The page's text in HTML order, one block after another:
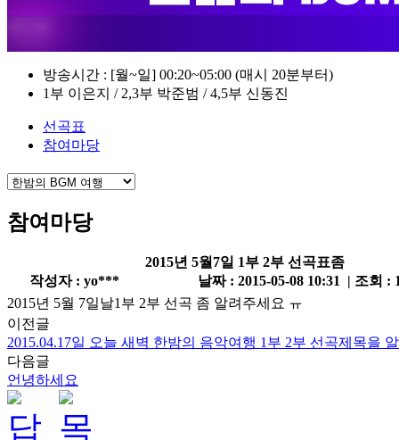
방송시간 : [월~일] 00:20~05:00 (매시 20분부터)
1부 이은지 / 2,3부 박준범 / 4,5부 신동진
선곡표
참여마당
참여마당
2015년 5월7일 1부 2부 선곡표좀
작성자 : yo***
날짜 : 2015-05-08 10:31 | 조회 :
2015년 5월 7일날1부 2부 선곡 좀 알려주세요 ㅠ
이전글
2015.04.17일 오늘 새벽 한밤의 음악여행 1부 2부 선곡제목을
다음글
언녕하세요